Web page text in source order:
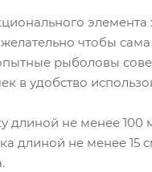
элемента
чтобы
рыболовы
удобство
не менее 100
длиной не менее